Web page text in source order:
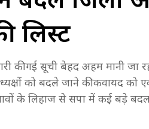
लिस्ट
की गई सूची बेहद अहम मानी जा
को बदले जाने की कवायद
के लिहाज से सपा में कई बड़े